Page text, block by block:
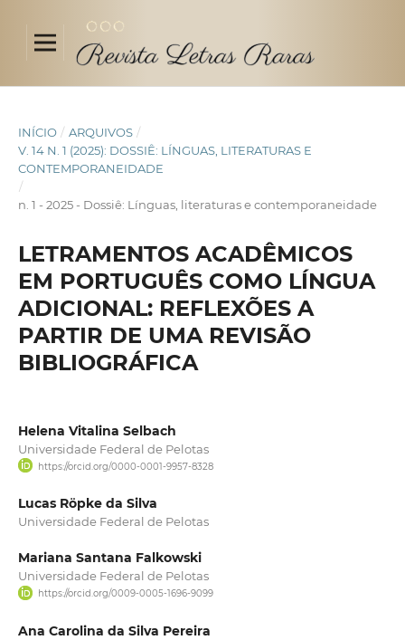
INÍCIO / ARQUIVOS /
V. 14 N. 1 (2025): DOSSIÊ: LÍNGUAS, LITERATURAS E
CONTEMPORANEIDADE
/
n. 1 - 2025 - Dossiê: Línguas, literaturas e contemporaneidade
LETRAMENTOS ACADÊMICOS
EM PORTUGUÊS COMO LÍNGUA
ADICIONAL: REFLEXÕES A
PARTIR DE UMA REVISÃO
BIBLIOGRÁFICA
Helena Vitalina Selbach
Universidade Federal de Pelotas
https://orcid.org/0000-0001-9957-8328
Lucas Röpke da Silva
Universidade Federal de Pelotas
Mariana Santana Falkowski
Universidade Federal de Pelotas
https://orcid.org/0009-0005-1696-9099
Ana Carolina da Silva Pereira